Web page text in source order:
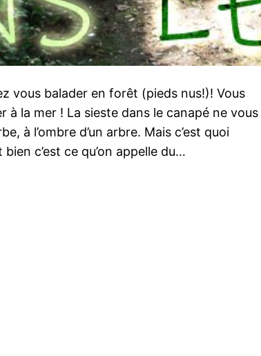
vous balader en forêt (pieds nus!)! Vous
à la mer ! La sieste dans le canapé ne vous
à l’ombre d’un arbre. Mais c’est quoi
c’est ce qu’on appelle du…